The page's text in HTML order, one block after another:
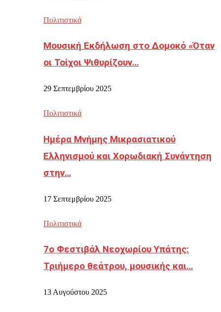
Πολιτιστικά
Μουσική Εκδήλωση στο Δομοκό «Όταν
οι Τοίχοι Ψιθυρίζουν…
29 Σεπτεμβρίου 2025
Πολιτιστικά
Ημέρα Μνήμης Μικρασιατικού
Ελληνισμού και Χορωδιακή Συνάντηση
στην…
17 Σεπτεμβρίου 2025
Πολιτιστικά
7ο Φεστιβάλ Νεοχωρίου Υπάτης:
Τριήμερο θεάτρου, μουσικής και…
13 Αυγούστου 2025